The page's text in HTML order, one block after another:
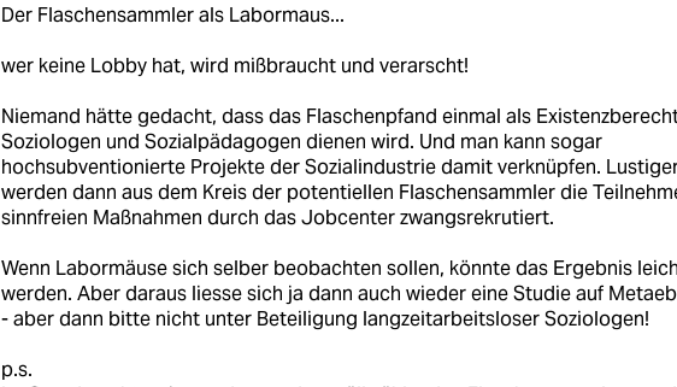
Der Flaschensammler als Labormaus...
wer keine Lobby hat, wird mißbraucht und verarscht!
Niemand hätte gedacht, dass das Flaschenpfand einmal als
Soziologen und Sozialpädagogen dienen wird. Und man kann sogar
hochsubventionierte Projekte der Sozialindustrie damit verknüpfen.
werden dann aus dem Kreis der potentiellen Flaschensammler die
sinnfreien Maßnahmen durch das Jobcenter zwangsrekrutiert.
Wenn Labormäuse sich selber beobachten sollen, könnte das Ergebnis
werden. Aber daraus liesse sich ja dann auch wieder eine Studie auf
- aber dann bitte nicht unter Beteiligung langzeitarbeitsloser Soziologen!
p.s.